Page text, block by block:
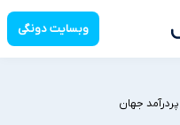
وبسایت دونگی